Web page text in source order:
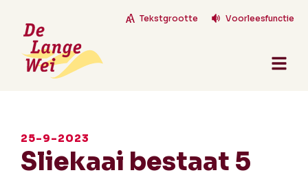
Tekstgrootte Voorleesfunctie
25-9-2023
Sliekaai bestaat 5